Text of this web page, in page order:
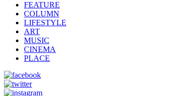
FEATURE
COLUMN
LIFESTYLE
ART
MUSIC
CINEMA
PLACE